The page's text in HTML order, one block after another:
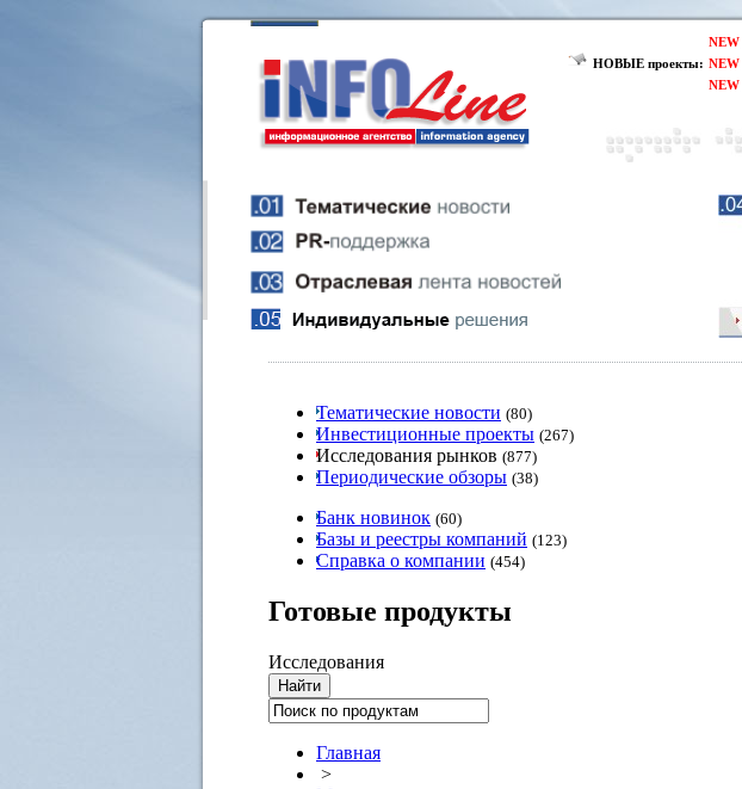
НОВЫЕ проекты:
NEW
NEW
NEW
Тематические новости (80)
Инвестиционные проекты (267)
Исследования рынков (877)
Периодические обзоры (38)
Банк новинок (60)
Базы и реестры компаний (123)
Справка о компании (454)
Готовые продукты
Исследования
Главная
>